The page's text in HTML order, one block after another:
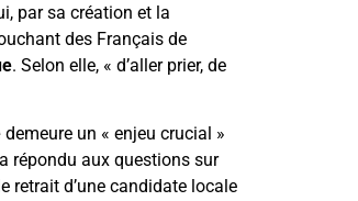
par sa création et la
des Français de
. Selon elle, « d’aller prier, de
demeure un « enjeu crucial »
répondu aux questions sur
retrait d’une candidate locale